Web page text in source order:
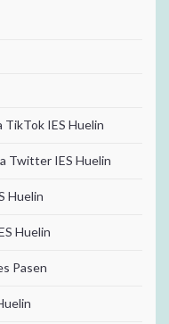
TikTok IES Huelin
Twitter IES Huelin
Huelin
Huelin
Pasen